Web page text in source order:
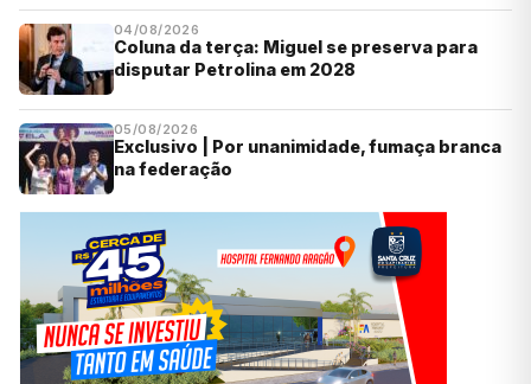
04/08/2026
Coluna da terça: Miguel se preserva para
disputar Petrolina em 2028
05/08/2026
Exclusivo | Por unanimidade, fumaça branca
na federação